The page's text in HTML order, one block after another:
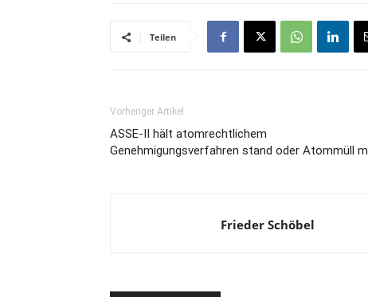
Teilen
Vorheriger Artikel
ASSE-II hält atomrechtlichem
Genehmigungsverfahren stand oder Atommüll m
Frieder Schöbel